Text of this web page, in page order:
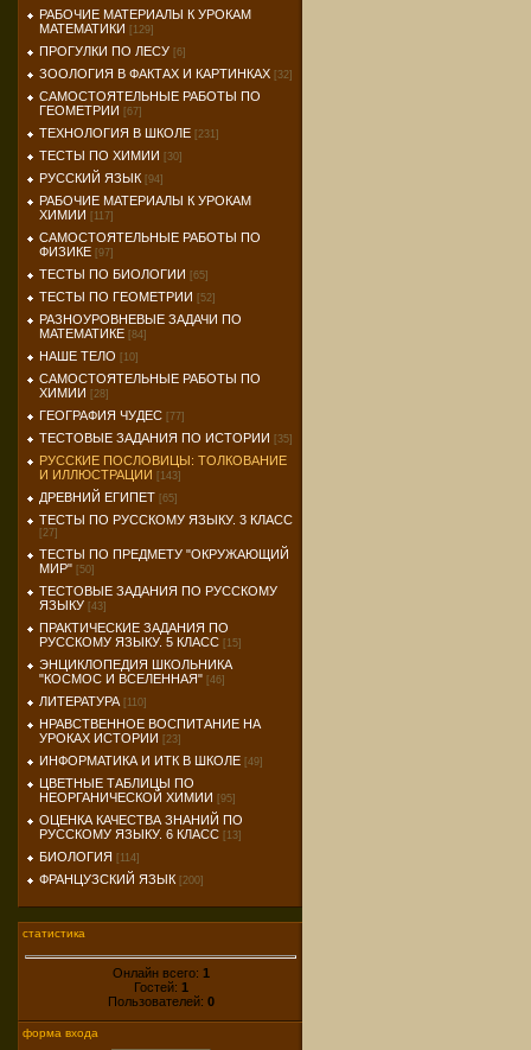
РАБОЧИЕ МАТЕРИАЛЫ К УРОКАМ
МАТЕМАТИКИ [129]
ПРОГУЛКИ ПО ЛЕСУ [6]
ЗООЛОГИЯ В ФАКТАХ И КАРТИНКАХ [32]
САМОСТОЯТЕЛЬНЫЕ РАБОТЫ ПО
ГЕОМЕТРИИ [67]
ТЕХНОЛОГИЯ В ШКОЛЕ [231]
ТЕСТЫ ПО ХИМИИ [30]
РУССКИЙ ЯЗЫК [94]
РАБОЧИЕ МАТЕРИАЛЫ К УРОКАМ
ХИМИИ [117]
САМОСТОЯТЕЛЬНЫЕ РАБОТЫ ПО
ФИЗИКЕ [97]
ТЕСТЫ ПО БИОЛОГИИ [65]
ТЕСТЫ ПО ГЕОМЕТРИИ [52]
РАЗНОУРОВНЕВЫЕ ЗАДАЧИ ПО
МАТЕМАТИКЕ [84]
НАШЕ ТЕЛО [10]
САМОСТОЯТЕЛЬНЫЕ РАБОТЫ ПО
ХИМИИ [28]
ГЕОГРАФИЯ ЧУДЕС [77]
ТЕСТОВЫЕ ЗАДАНИЯ ПО ИСТОРИИ [35]
РУССКИЕ ПОСЛОВИЦЫ: ТОЛКОВАНИЕ
И ИЛЛЮСТРАЦИИ [143]
ДРЕВНИЙ ЕГИПЕТ [65]
ТЕСТЫ ПО РУССКОМУ ЯЗЫКУ. 3 КЛАСС
[27]
ТЕСТЫ ПО ПРЕДМЕТУ "ОКРУЖАЮЩИЙ
МИР" [50]
ТЕСТОВЫЕ ЗАДАНИЯ ПО РУССКОМУ
ЯЗЫКУ [43]
ПРАКТИЧЕСКИЕ ЗАДАНИЯ ПО
РУССКОМУ ЯЗЫКУ. 5 КЛАСС [15]
ЭНЦИКЛОПЕДИЯ ШКОЛЬНИКА
"КОСМОС И ВСЕЛЕННАЯ" [46]
ЛИТЕРАТУРА [110]
НРАВСТВЕННОЕ ВОСПИТАНИЕ НА
УРОКАХ ИСТОРИИ [23]
ИНФОРМАТИКА И ИТК В ШКОЛЕ [49]
ЦВЕТНЫЕ ТАБЛИЦЫ ПО
НЕОРГАНИЧЕСКОЙ ХИМИИ [95]
ОЦЕНКА КАЧЕСТВА ЗНАНИЙ ПО
РУССКОМУ ЯЗЫКУ. 6 КЛАСС [13]
БИОЛОГИЯ [114]
ФРАНЦУЗСКИЙ ЯЗЫК [200]
статистика
Онлайн всего: 1
Гостей: 1
Пользователей: 0
форма входа